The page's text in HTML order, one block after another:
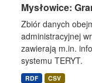
Mysłowice:
Zbiór danych
administracyjnej
zawierają m.in.
systemu TERYT.
RDF CSV